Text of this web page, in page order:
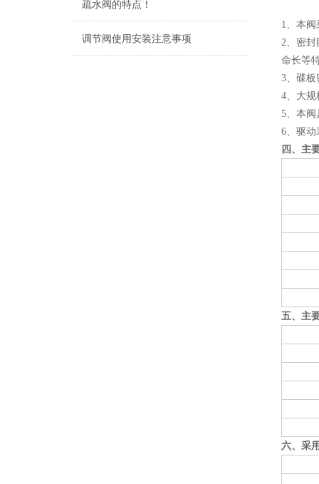
疏水阀的特点！
调节阀使用安装注意事项
1、本
2、密封
命长等
3、碟板
4、大规
5、本阀
6、驱动
四、主
五、主
六、采